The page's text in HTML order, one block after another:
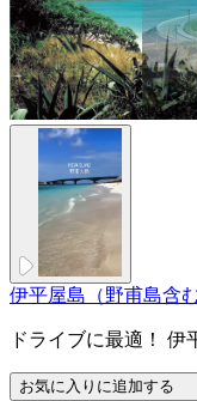
伊平屋島（野甫島含
ドライブに最適！ 伊
お気に入りに追加する